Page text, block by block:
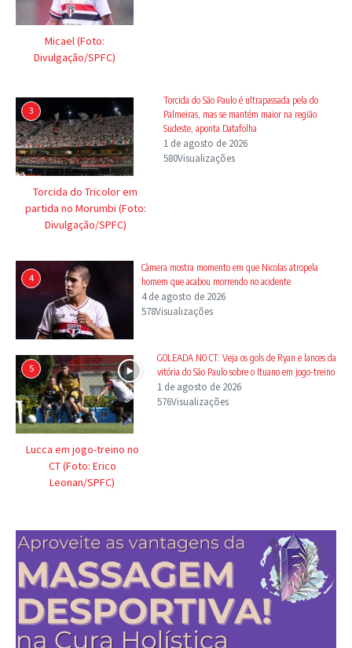
Micael (Foto:
Divulgação/SPFC)
3
Torcida do Tricolor em
partida no Morumbi (Foto:
Divulgação/SPFC)
Torcida do São Paulo é ultrapassada pela do
Palmeiras, mas se mantém maior na região
Sudeste, aponta Datafolha
1 de agosto de 2026
580Visualizações
4
Câmera mostra momento em que Nicolas atropela
homem que acabou morrendo no acidente
4 de agosto de 2026
578Visualizações
5
Lucca em jogo-treino no
CT (Foto: Erico
Leonan/SPFC)
GOLEADA NO CT: Veja os gols de Ryan e lances da
vitória do São Paulo sobre o Ituano em jogo-treino
1 de agosto de 2026
576Visualizações